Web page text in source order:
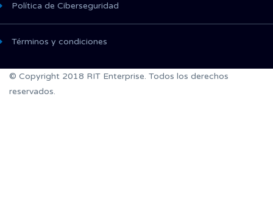
Política de Ciberseguridad
Términos y condiciones
© Copyright 2018 RIT Enterprise. Todos los derechos
reservados.